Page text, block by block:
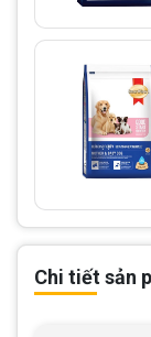
Chi tiết sản